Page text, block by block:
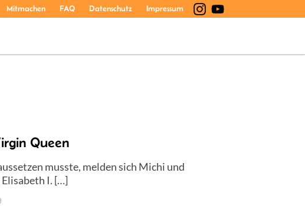
Mitmachen FAQ Datenschutz Impressum
Queen
musste, melden sich Michi und
I. […]